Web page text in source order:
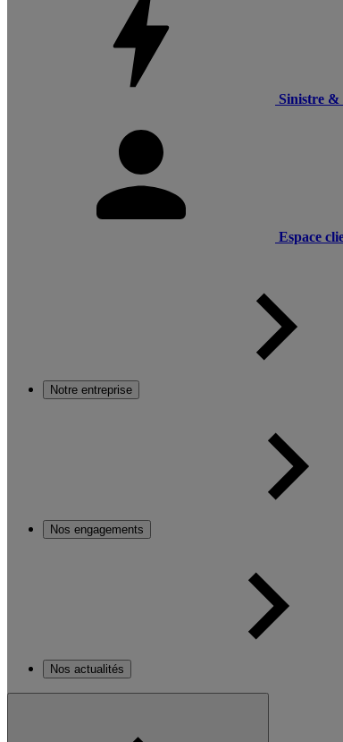
Sinistre &
Espace
Notre entreprise
Nos engagements
Nos actualités